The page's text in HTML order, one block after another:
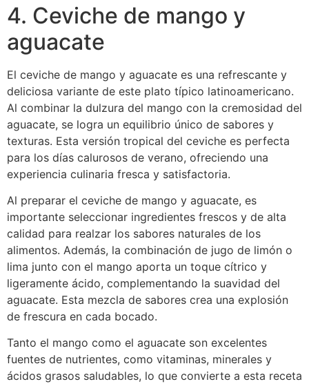
4. Ceviche de mango y
aguacate
El ceviche de mango y aguacate es una refrescante y
deliciosa variante de este plato típico latinoamericano.
Al combinar la dulzura del mango con la cremosidad del
aguacate, se logra un equilibrio único de sabores y
texturas. Esta versión tropical del ceviche es perfecta
para los días calurosos de verano, ofreciendo una
experiencia culinaria fresca y satisfactoria.
Al preparar el ceviche de mango y aguacate, es
importante seleccionar ingredientes frescos y de alta
calidad para realzar los sabores naturales de los
alimentos. Además, la combinación de jugo de limón o
lima junto con el mango aporta un toque cítrico y
ligeramente ácido, complementando la suavidad del
aguacate. Esta mezcla de sabores crea una explosión
de frescura en cada bocado.
Tanto el mango como el aguacate son excelentes
fuentes de nutrientes, como vitaminas, minerales y
ácidos grasos saludables, lo que convierte a esta receta